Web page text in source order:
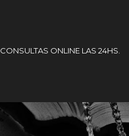
CONSULTAS ONLINE LAS 24HS.